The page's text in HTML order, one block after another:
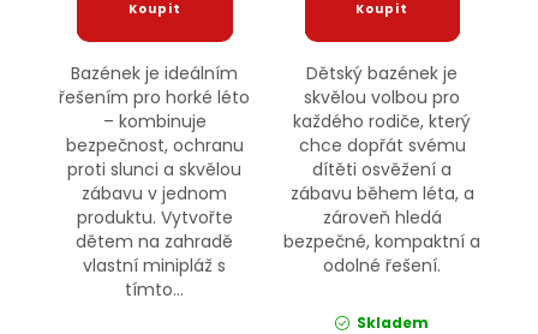
Bazének je ideálním
řešením pro horké léto
– kombinuje
bezpečnost, ochranu
proti slunci a skvělou
zábavu v jednom
produktu. Vytvořte
dětem na zahradě
vlastní minipláž s
tímto...
Dětský bazének je
skvělou volbou pro
každého rodiče, který
chce dopřát svému
dítěti osvěžení a
zábavu během léta, a
zároveň hledá
bezpečné, kompaktní a
odolné řešení.
Skladem